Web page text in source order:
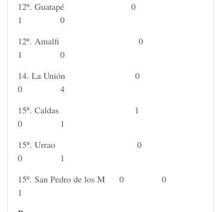
12º. Guatapé 0
1 0
12º. Amalfi 0
1 0
14. La Unión 0
0 4
15º. Caldas 1
0 1
15º. Urrao 0
0 1
15º. San Pedro de los M 0 0
1